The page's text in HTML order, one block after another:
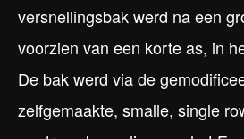
versnellingsbak werd na een
voorzien van een korte as, in
De bak werd via de
zelfgemaakte, smalle, single